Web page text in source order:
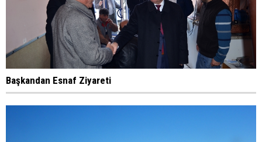
Başkandan Esnaf Ziyareti